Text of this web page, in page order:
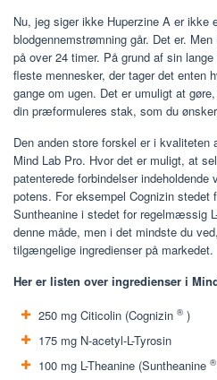
Nu, jeg siger ikke Huperzine A er ikke
blodgennemstrømning går. Det er.
på over 24 timer. På grund af sin
fleste mennesker, der tager det enten
gange om ugen. Det er umuligt at
din præformuleres stak, som du
Den anden store forskel er i kvaliteten
Mind Lab Pro. Hvor det er muligt, at
patenterede forbindelser indeholdende
potens. For eksempel Cognizin stedet
Suntheanine i stedet for regelmæssig
denne måde, men i det mindste du
tilgængelige ingredienser på markedet.
Her er listen over ingredienser i
250 mg Citicolin (Cognizin ® )
175 mg N-acetyl-L-Tyrosin
100 mg L-Theanine (Suntheanine ®